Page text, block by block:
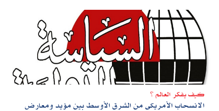
كيف يفكر العالم ؟
الانسحاب الأمريكى من الشرق الأوسط‮ ‬بين مؤيد ومعارض